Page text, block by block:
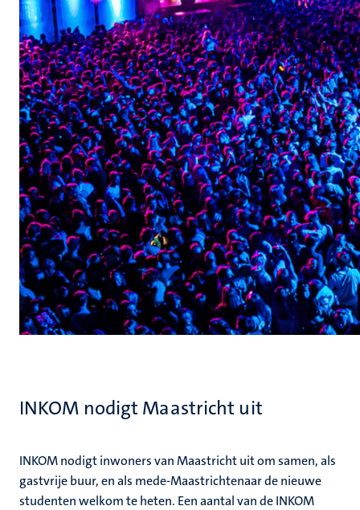
INKOM nodigt Maastricht uit
INKOM nodigt inwoners van Maastricht uit om samen, als
gastvrije buur, en als mede-Maastrichtenaar de nieuwe
studenten welkom te heten. Een aantal van de INKOM